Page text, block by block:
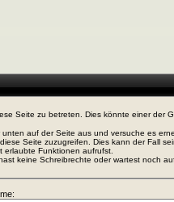
Seite zu betreten. Dies könnte einer der
auf der Seite aus und versuche es
Seite zuzugreifen. Dies kann der Fall
erlaubte Funktionen aufrufst.
keine Schreibrechte oder wartest noch